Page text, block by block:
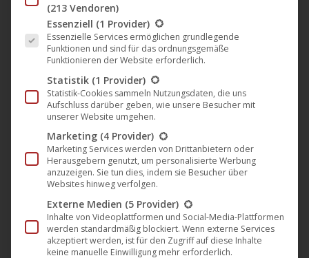
🎵 Tracklist & Beschreibung
Purification: Ein tiefgehender, treibender Track mit
trance-inspirierter Dynamik: weite Pads, Acid-Linien und ein
wachsender Spannungsbogen, der Spannung und Erlösung
in sich trägt. Ein Stück, das Geschichte atmet und modern
klingt zugleich.
Dancing (Cause I got the 2025 Shooting Mix):
energetischer, fetter Remix mit klassischem Vocal-Sample
und rollender Techno-Rhythmik. Dieser Track verbindet
nostalgischem Charme mit zeitgenössischer
Clubtauglichkeit – ein Peak-Time-Werk mit old-school Vibes
und klarer Zukunft.
(213 Vendoren)
Es folgt eine Liste der Service-Gruppen, für die eine
Essenziell (1 Provider)
Essenzielle Services ermöglichen grundlegende
Funktionen und sind für das ordnungsgemäße
Funktionieren der Website erforderlich.
Statistik (1 Provider)
Statistik-Cookies sammeln Nutzungsdaten, die uns
Aufschluss darüber geben, wie unsere Besucher mit
unserer Website umgehen.
Marketing (4 Provider)
Marketing Services werden von Drittanbietern oder
Herausgebern genutzt, um personalisierte Werbung
anzuzeigen. Sie tun dies, indem sie Besucher über
Websites hinweg verfolgen.
Externe Medien (5 Provider)
Inhalte von Videoplattformen und Social-Media-Plattformen
werden standardmäßig blockiert. Wenn externe Services
akzeptiert werden, ist für den Zugriff auf diese Inhalte
keine manuelle Einwilligung mehr erforderlich.